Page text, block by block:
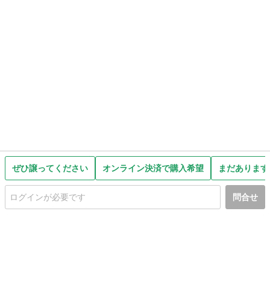
ぜひ譲ってください オンライン決済で購入希望 まだありま
問合せ